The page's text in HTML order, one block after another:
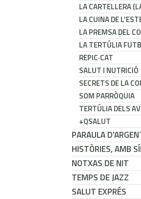
LA CARTELLERA
LA CUINA DE
LA PREMSA DEL
LA TERTÚLIA
REPIC·CAT
SALUT I NUTRICIÓ
SECRETS DE LA
SOM PARRÒQUIA
TERTÚLIA DELS
+QSALUT
PARAULA
HISTÒRIES, AMB
NOTXAS DE NIT
TEMPS DE JAZZ
SALUT EXPRÉS